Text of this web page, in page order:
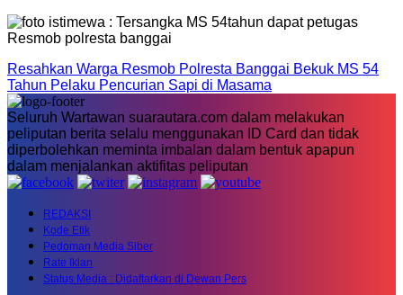
Resahkan Warga Resmob Polresta Banggai Bekuk MS 54
Tahun Pelaku Pencurian Sapi di Masama
Seluruh Wartawan suarautara.com dalam melakukan
peliputan berita selalu menggunakan ID Card dan tidak
diperbolehkan meminta imbalan dalam bentuk apapun
dalam menjalankan aktifitas peliputan
REDAKSI
Kode Etik
Pedoman Media Siber
Rate Iklan
Status Media : Didaftarkan di Dewan Pers